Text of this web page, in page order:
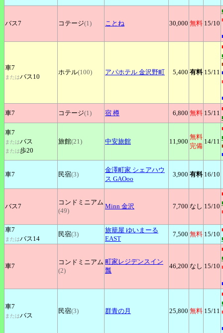
バス7 コテージ(1) ことね 30,000 無料 15/10
車7
またはバス10
ホテル(100) アパホテル 金沢野町 5,400 有料 15/11
車7
コテージ(1) 宿 樽 6,800 無料 15/11
車7
またはバス
または歩20
旅館(21) 中安旅館 11,900
無料
完備
14/11
車7 民宿(3)
金澤町家 シェアハウ
ス GAOoo
3,900 有料 16/10
バス7
コンドミニアム
(49)
Minn 金沢 7,700 なし 15/10
車7
またはバス14
民宿(3)
旅籠屋 ゆいまーる
EAST
7,500 無料 15/10
車7
コンドミニアム
(2)
町家レジデンスイン
瓢
46,200 なし 15/10
車7
またはバス
民宿(3) 群青の月 25,800 無料 15/11